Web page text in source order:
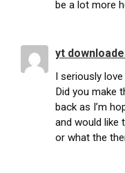
be a lot more
yt
I seriously
Did you make
back as I’m
and would like
or what the